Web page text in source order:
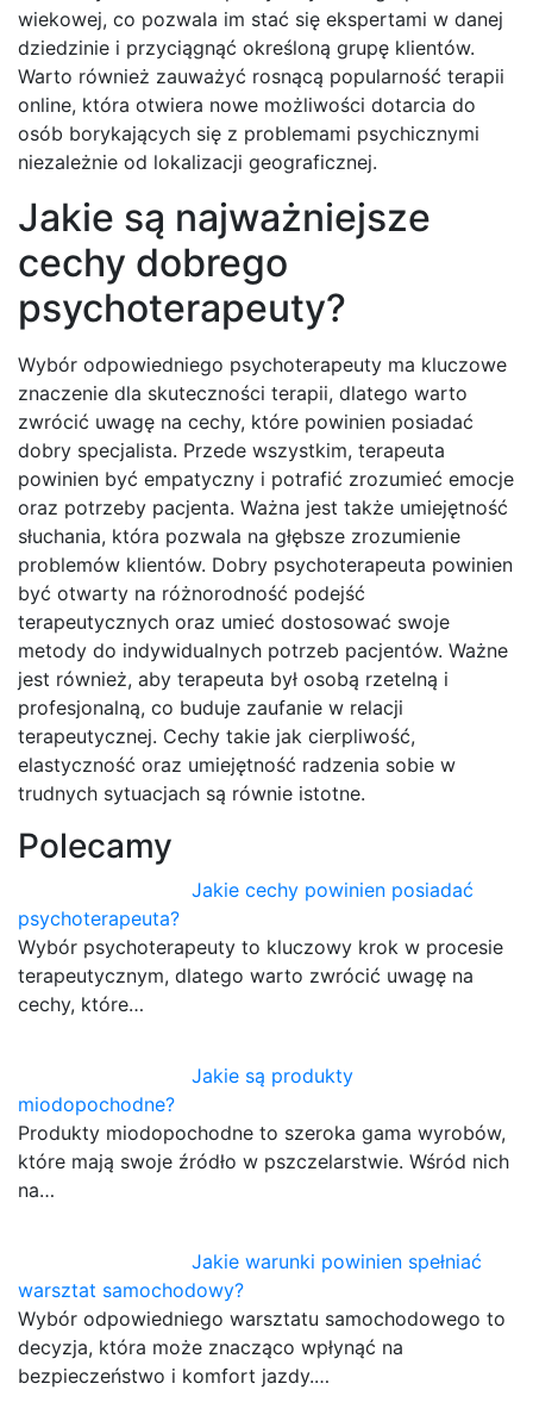
wiekowej, co pozwala im stać się ekspertami w danej
dziedzinie i przyciągnąć określoną grupę klientów.
Warto również zauważyć rosnącą popularność terapii
online, która otwiera nowe możliwości dotarcia do
osób borykających się z problemami psychicznymi
niezależnie od lokalizacji geograficznej.
Jakie są najważniejsze
cechy dobrego
psychoterapeuty?
Wybór odpowiedniego psychoterapeuty ma kluczowe
znaczenie dla skuteczności terapii, dlatego warto
zwrócić uwagę na cechy, które powinien posiadać
dobry specjalista. Przede wszystkim, terapeuta
powinien być empatyczny i potrafić zrozumieć emocje
oraz potrzeby pacjenta. Ważna jest także umiejętność
słuchania, która pozwala na głębsze zrozumienie
problemów klientów. Dobry psychoterapeuta powinien
być otwarty na różnorodność podejść
terapeutycznych oraz umieć dostosować swoje
metody do indywidualnych potrzeb pacjentów. Ważne
jest również, aby terapeuta był osobą rzetelną i
profesjonalną, co buduje zaufanie w relacji
terapeutycznej. Cechy takie jak cierpliwość,
elastyczność oraz umiejętność radzenia sobie w
trudnych sytuacjach są równie istotne.
Polecamy
Jakie cechy powinien posiadać
psychoterapeuta?
Wybór psychoterapeuty to kluczowy krok w procesie
terapeutycznym, dlatego warto zwrócić uwagę na
cechy, które…
Jakie są produkty
miodopochodne?
Produkty miodopochodne to szeroka gama wyrobów,
które mają swoje źródło w pszczelarstwie. Wśród nich
na…
Jakie warunki powinien spełniać
warsztat samochodowy?
Wybór odpowiedniego warsztatu samochodowego to
decyzja, która może znacząco wpłynąć na
bezpieczeństwo i komfort jazdy.…